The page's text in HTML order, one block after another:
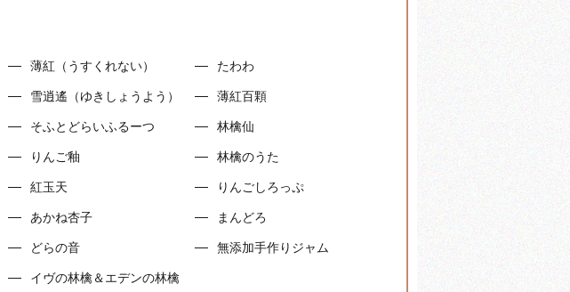
薄紅（うすくれない） たわわ
雪逍遙（ゆきしょうよう） 薄紅百顆
そふとどらいふるーつ 林檎仙
りんご釉 林檎のうた
紅玉天 りんごしろっぷ
あかね杏子 まんどろ
どらの音 無添加手作りジャム
イヴの林檎＆エデンの林檎